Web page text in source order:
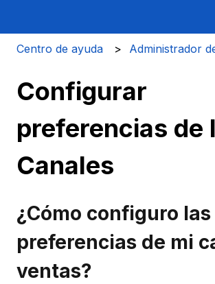
Centro de ayuda Administrador
Configurar
preferencias de
Canales
¿Cómo configuro las
preferencias de mi
ventas?